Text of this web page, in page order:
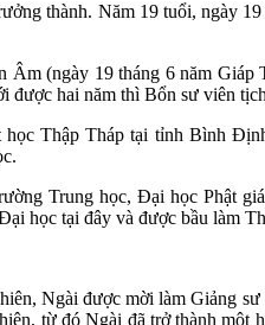
thành. Năm 19 tuổi, ngày
Âm (ngày 19 tháng 6 năm
được hai năm thì Bổn sư viên
Thập Tháp tại tỉnh Bình
Trung học, Đại học Phật
học tại đây và được bầu làm
Ngài được mời làm Giảng
từ đó Ngài đã trở thành một